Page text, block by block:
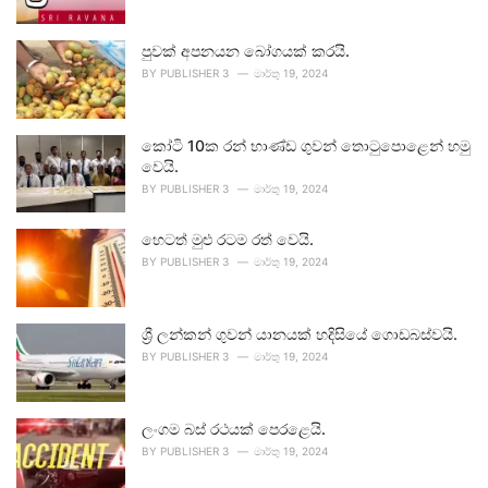
පුවක් අපනයන බෝගයක් කරයි.
BY PUBLISHER 3 මාර්තු 19, 2024
කෝටි 10ක රන් භාණ්ඩ ගුවන් තොටුපොළෙන් හමු
වෙයි.
BY PUBLISHER 3 මාර්තු 19, 2024
හෙටත් මුළු රටම රත් වෙයි.
BY PUBLISHER 3 මාර්තු 19, 2024
ශ්‍රී ලන්කන් ගුවන් යානයක් හදිසියේ ගොඩබස්වයි.
BY PUBLISHER 3 මාර්තු 19, 2024
ලංගම බස් රථයක් පෙරළෙයි.
BY PUBLISHER 3 මාර්තු 19, 2024